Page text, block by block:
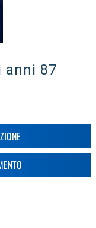
anni 87